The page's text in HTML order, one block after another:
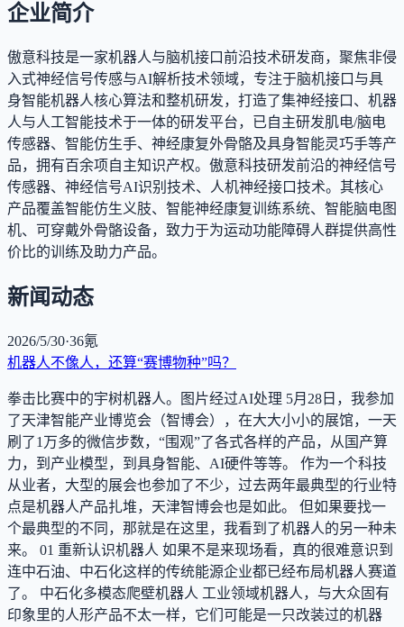
企业简介
傲意科技是一家机器人与脑机接口前沿技术研发商，聚焦非侵
入式神经信号传感与AI解析技术领域，专注于脑机接口与具
身智能机器人核心算法和整机研发，打造了集神经接口、机器
人与人工智能技术于一体的研发平台，已自主研发肌电/脑电
传感器、智能仿生手、神经康复外骨骼及具身智能灵巧手等产
品，拥有百余项自主知识产权。傲意科技研发前沿的神经信号
传感器、神经信号AI识别技术、人机神经接口技术。其核心
产品覆盖智能仿生义肢、智能神经康复训练系统、智能脑电图
机、可穿戴外骨骼设备，致力于为运动功能障碍人群提供高性
价比的训练及助力产品。
新闻动态
2026/5/30·36氪
机器人不像人，还算“赛博物种”吗？
拳击比赛中的宇树机器人。图片经过AI处理 5月28日，我参加
了天津智能产业博览会（智博会），在大大小小的展馆，一天
刷了1万多的微信步数，“围观”了各式各样的产品，从国产算
力，到产业模型，到具身智能、AI硬件等等。 作为一个科技
从业者，大型的展会也参加了不少，过去两年最典型的行业特
点是机器人产品扎堆，天津智博会也是如此。 但如果要找一
个最典型的不同，那就是在这里，我看到了机器人的另一种未
来。 01 重新认识机器人 如果不是来现场看，真的很难意识到
连中石油、中石化这样的传统能源企业都已经布局机器人赛道
了。 中石化多模态爬壁机器人 工业领域机器人，与大众固有
印象里的人形产品不太一样，它们可能是一只改装过的机器